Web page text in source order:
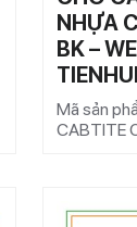
NHỰA
BK –
Mã sản
CABTITE